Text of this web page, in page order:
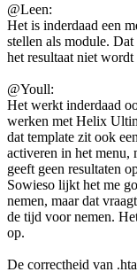
@Leen:
Het is inderdaad een
stellen als module.
het resultaat niet wordt
@Youll:
Het werkt inderdaad
werken met Helix
dat template zit ook
activeren in het menu,
geeft geen resultaten
Sowieso lijkt het me
nemen, maar dat
de tijd voor nemen.
op.
De correctheid van